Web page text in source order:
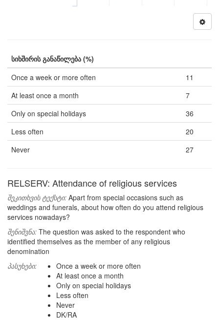
სიხშირის განაწილება (%)
Once a week or more often
11
At least once a month
7
Only on special holidays
36
Less often
20
Never
27
RELSERV: Attendance of religious services
შეკითხვის ტექსტი: Apart from special occasions such as
weddings and funerals, about how often do you attend religious
services nowadays?
შენიშვნა: The question was asked to the respondent who
identified themselves as the member of any religious
denomination
პასუხები:
Once a week or more often
At least once a month
Only on special holidays
Less often
Never
DK/RA